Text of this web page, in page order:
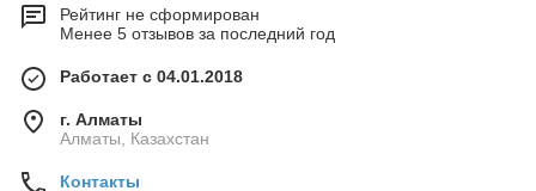
Рейтинг не сформирован
Менее 5 отзывов за последний год
Работает с 04.01.2018
г. Алматы
Алматы, Казахстан
Контакты